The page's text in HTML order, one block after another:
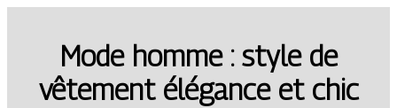
Mode homme : style de
vêtement élégance et chic